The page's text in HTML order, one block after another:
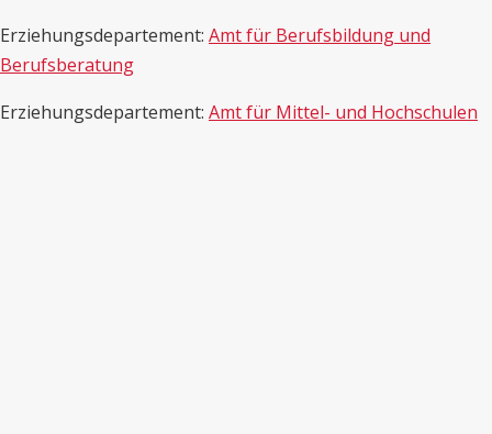
Erziehungsdepartement: Amt für Berufsbildung und
Berufsberatung
Erziehungsdepartement: Amt für Mittel- und Hochschulen